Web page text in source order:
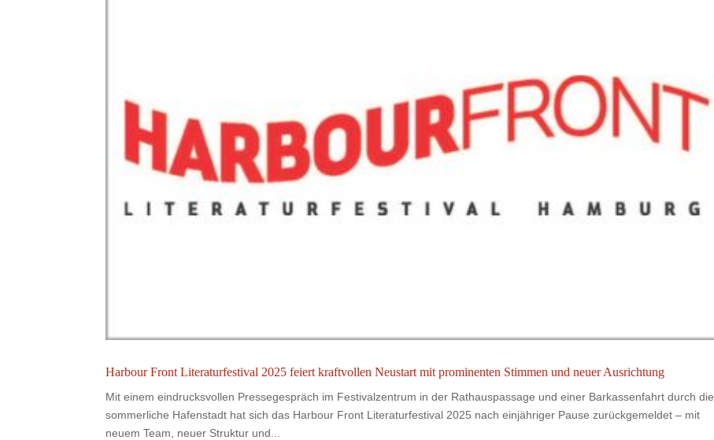
Harbour Front Literaturfestival 2025 feiert kraftvollen Neustart mit prominenten Stimmen und neuer Ausrichtung
Mit einem eindrucksvollen Pressegespräch im Festivalzentrum in der Rathauspassage und einer Barkassenfahrt durch die
sommerliche Hafenstadt hat sich das Harbour Front Literaturfestival 2025 nach einjähriger Pause zurückgemeldet – mit
neuem Team, neuer Struktur und...